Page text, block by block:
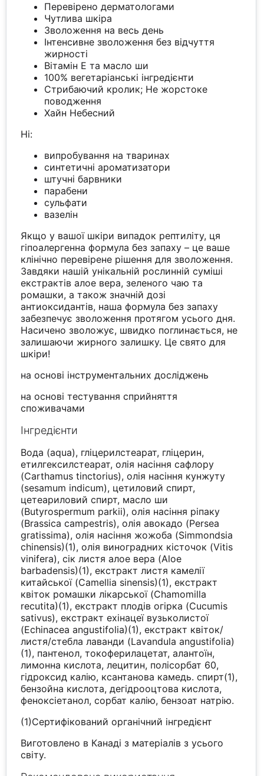
Перевірено дерматологами
Чутлива шкіра
Зволоження на весь день
Інтенсивне зволоження без відчуття
жирності
Вітамін Е та масло ши
100% вегетаріанські інгредієнти
Стрибаючий кролик; Не жорстоке
поводження
Хайн Небесний
Ні:
випробування на тваринах
синтетичні ароматизатори
штучні барвники
парабени
сульфати
вазелін
Якщо у вашої шкіри випадок рептиліту, ця
гіпоалергенна формула без запаху – це ваше
клінічно перевірене рішення для зволоження.
Завдяки нашій унікальній рослинній суміші
екстрактів алое вера, зеленого чаю та
ромашки, а також значній дозі
антиоксидантів, наша формула без запаху
забезпечує зволоження протягом усього дня.
Насичено зволожує, швидко поглинається, не
залишаючи жирного залишку. Це свято для
шкіри!
на основі інструментальних досліджень
на основі тестування сприйняття
споживачами
Інгредієнти
Вода (aqua), гліцерилстеарат, гліцерин,
етилгексилстеарат, олія насіння сафлору
(Carthamus tinctorius), олія насіння кунжуту
(sesamum indicum), цетиловий спирт,
цетеариловий спирт, масло ши
(Butyrospermum parkii), олія насіння ріпаку
(Brassica campestris), олія авокадо (Persea
gratissima), олія насіння жожоба (Simmondsia
chinensis)(1), олія виноградних кісточок (Vitis
vinifera), сік листя алое вера (Aloe
barbadensis)(1), екстракт листя камелії
китайської (Camellia sinensis)(1), екстракт
квіток ромашки лікарської (Chamomilla
recutita)(1), екстракт плодів огірка (Cucumis
sativus), екстракт ехінацеї вузьколистої
(Echinacea angustifolia)(1), екстракт квіток/
листя/стебла лаванди (Lavandula angustifolia)
(1), пантенол, токоферилацетат, алантоїн,
лимонна кислота, лецитин, полісорбат 60,
гідроксид калію, ксантанова камедь. спирт(1),
бензойна кислота, дегідрооцтова кислота,
феноксіетанол, сорбат калію, бензоат натрію.
(1)Сертифікований органічний інгредієнт
Виготовлено в Канаді з матеріалів з усього
світу.